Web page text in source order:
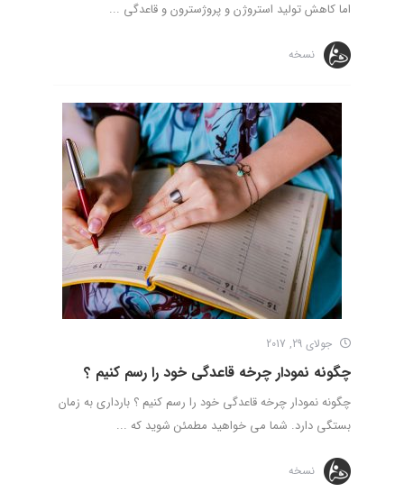
اما کاهش تولید استروژن و پروژسترون و قاعدگی ...
نسخه
جولای 29, 2017
چگونه نمودار چرخه قاعدگی خود را رسم کنیم ؟
چگونه نمودار چرخه قاعدگی خود را رسم کنیم ؟ بارداری به زمان
بستگی دارد. شما می خواهید مطمئن شوید که ...
نسخه